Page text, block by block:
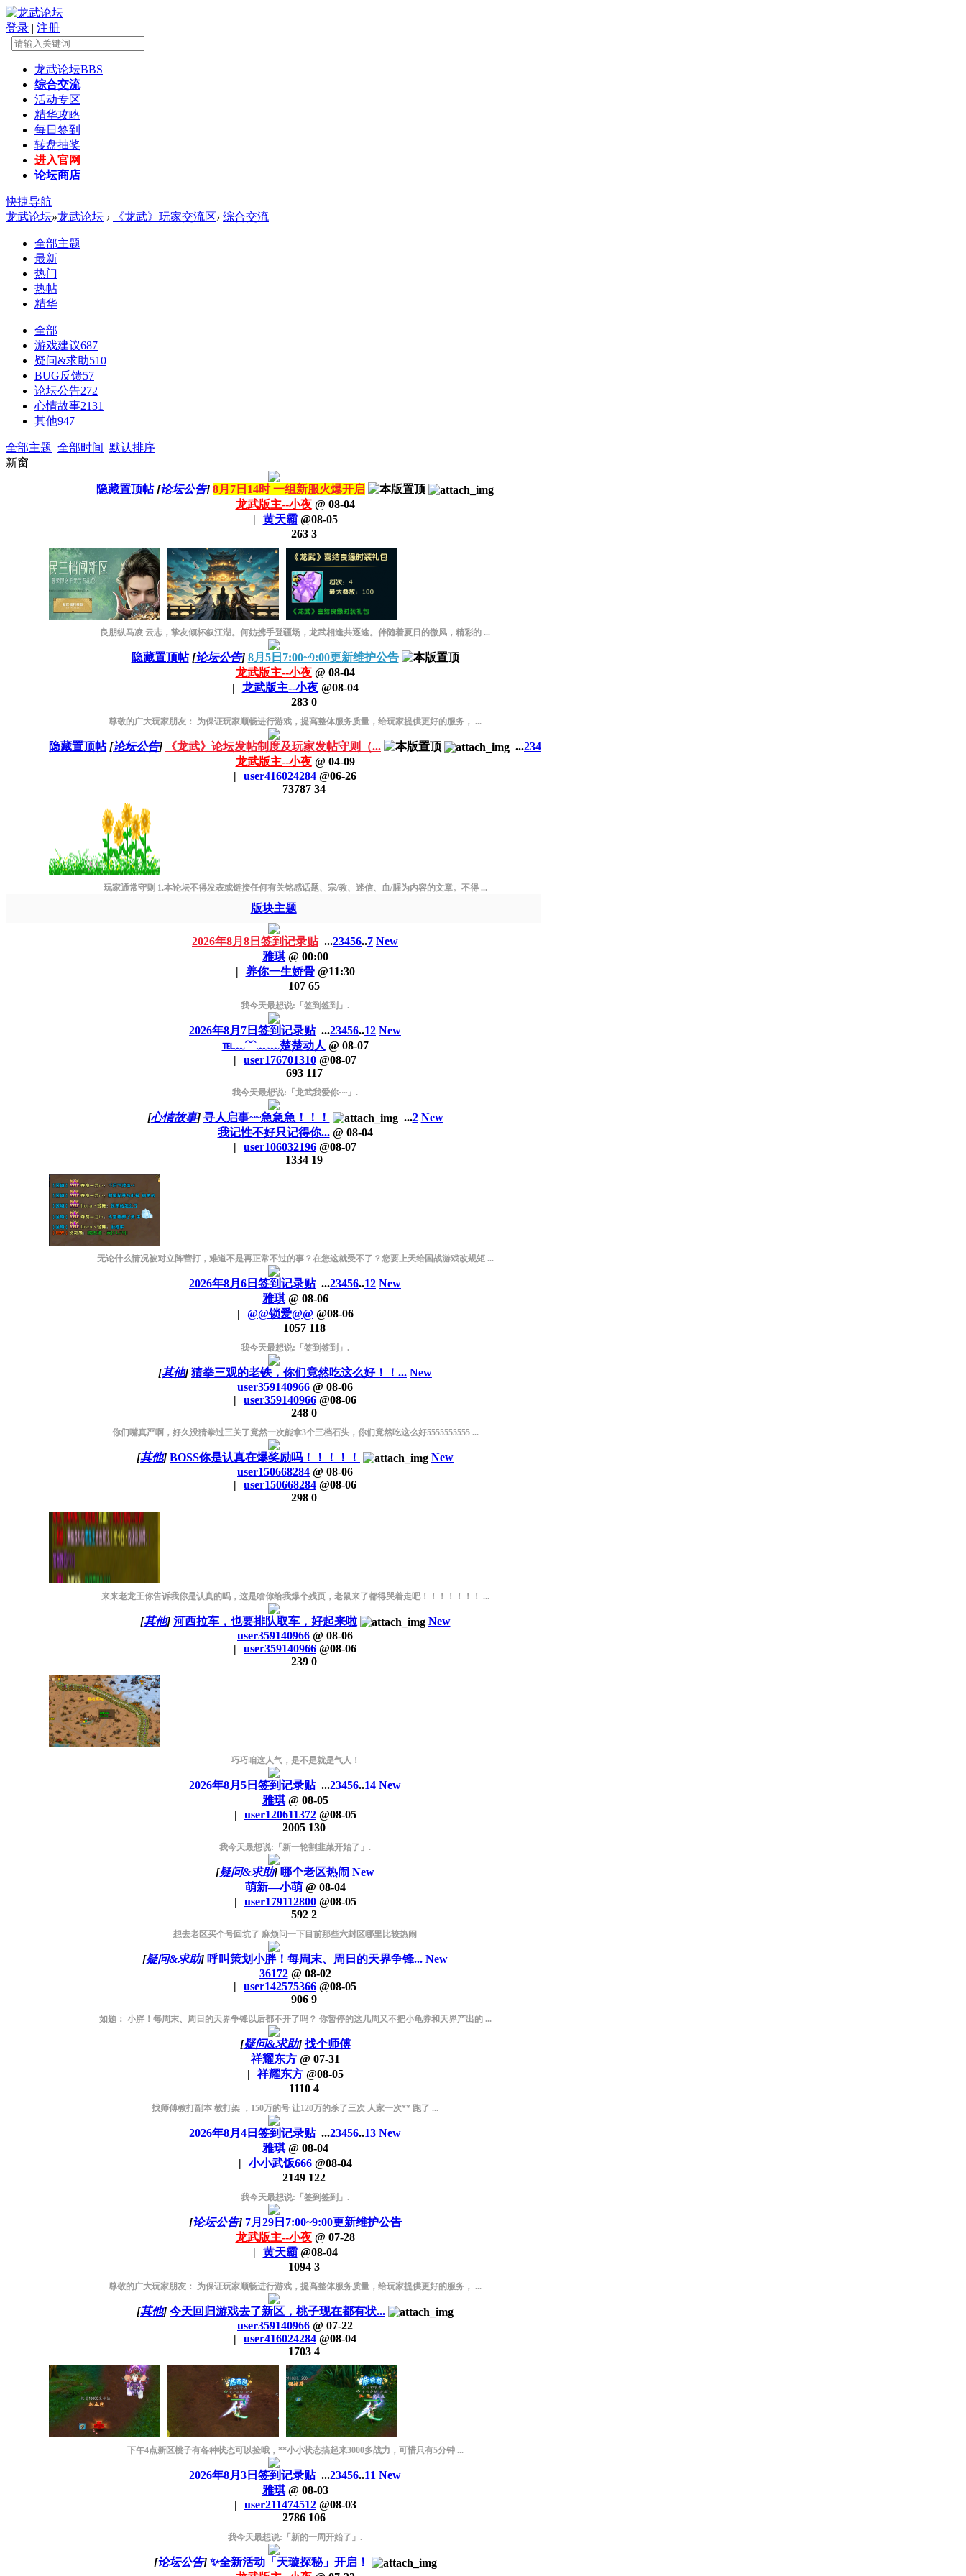
登录 | 注册
龙武论坛BBS
综合交流
活动专区
精华攻略
每日签到
转盘抽奖
进入官网
论坛商店
快捷导航
龙武论坛»龙武论坛 › 《龙武》玩家交流区› 综合交流
全部主题
最新
热门
热帖
精华
全部
游戏建议687
疑问&求助510
BUG反馈57
论坛公告272
心情故事2131
其他947
全部主题 全部时间 默认排序
新窗
隐藏置顶帖 [论坛公告] 8月7日14时 一组新服火爆开启
龙武版主--小夜 @ 08-04
|
黄天霸 @08-05
263 3
良朋纵马凌 云志，挚友倾杯叙江湖。何妨携手登疆场，龙武相逢共逐途。伴随着夏日的微风，精彩的 ...
隐藏置顶帖 [论坛公告] 8月5日7:00~9:00更新维护公告
龙武版主--小夜 @ 08-04
|
龙武版主--小夜 @08-04
283 0
尊敬的广大玩家朋友： 为保证玩家顺畅进行游戏，提高整体服务质量，给玩家提供更好的服务， ...
隐藏置顶帖 [论坛公告] 《龙武》论坛发帖制度及玩家发帖守则（... ...234
龙武版主--小夜 @ 04-09
|
user416024284 @06-26
73787 34
玩家通常守则 1.本论坛不得发表或链接任何有关铭感话题、宗/教、迷信、血/腥为内容的文章。不得 ...
版块主题
2026年8月8日签到记录贴 ...23456..7 New
雅琪 @ 00:00
|
养你一生娇骨 @11:30
107 65
我今天最想说:「签到签到」.
2026年8月7日签到记录贴 ...23456..12 New
℡﹏﹌﹏﹏楚楚动人 @ 08-07
|
user176701310 @08-07
693 117
我今天最想说:「龙武我爱你~~」.
[心情故事] 寻人启事~~急急急！！！ ...2 New
我记性不好只记得你... @ 08-04
|
user106032196 @08-07
1334 19
无论什么情况被对立阵营打，难道不是再正常不过的事？在您这就受不了？您要上天给国战游戏改规矩 ...
2026年8月6日签到记录贴 ...23456..12 New
雅琪 @ 08-06
|
@@锁爱@@ @08-06
1057 118
我今天最想说:「签到签到」.
[其他] 猜拳三观的老铁，你们竟然吃这么好！！... New
user359140966 @ 08-06
|
user359140966 @08-06
248 0
你们嘴真严啊，好久没猜拳过三关了竟然一次能拿3个三档石头，你们竟然吃这么好5555555555 ...
[其他] BOSS你是认真在爆奖励吗！！！！！
New
user150668284 @ 08-06
|
user150668284 @08-06
298 0
来来老龙王你告诉我你是认真的吗，这是啥你给我爆个残页，老鼠来了都得哭着走吧！！！！！！！ ...
[其他] 河西拉车，也要排队取车，好起来啦
New
user359140966 @ 08-06
|
user359140966 @08-06
239 0
巧巧咱这人气，是不是就是气人！
2026年8月5日签到记录贴 ...23456..14 New
雅琪 @ 08-05
|
user120611372 @08-05
2005 130
我今天最想说:「新一轮割韭菜开始了」.
[疑问&求助] 哪个老区热闹 New
萌新—小萌 @ 08-04
|
user179112800 @08-05
592 2
想去老区买个号回坑了 麻烦问一下目前那些六封区哪里比较热闹
[疑问&求助] 呼叫策划小胖！每周末、周日的天界争锋... New
36172 @ 08-02
|
user142575366 @08-05
906 9
如题： 小胖！每周末、周日的天界争锋以后都不开了吗？ 你暂停的这几周又不把小龟券和天界产出的 ...
[疑问&求助] 找个师傅
祥耀东方 @ 07-31
|
祥耀东方 @08-05
1110 4
找师傅教打副本 教打架 ，150万的号 让120万的杀了三次 人家一次** 跑了 ...
2026年8月4日签到记录贴 ...23456..13 New
雅琪 @ 08-04
|
小小武饭666 @08-04
2149 122
我今天最想说:「签到签到」.
[论坛公告] 7月29日7:00~9:00更新维护公告
龙武版主--小夜 @ 07-28
|
黄天霸 @08-04
1094 3
尊敬的广大玩家朋友： 为保证玩家顺畅进行游戏，提高整体服务质量，给玩家提供更好的服务， ...
[其他] 今天回归游戏去了新区，桃子现在都有状...
user359140966 @ 07-22
|
user416024284 @08-04
1703 4
下午4点新区桃子有各种状态可以捡哦，**小小状态搞起来3000多战力，可惜只有5分钟 ...
2026年8月3日签到记录贴 ...23456..11 New
雅琪 @ 08-03
|
user211474512 @08-03
2786 106
我今天最想说:「新的一周开始了」.
[论坛公告] ✨全新活动「天璇探秘」开启！